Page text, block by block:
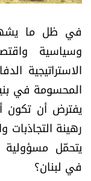
كتّابنا
تحت المجهر
آراء
اقتصاد
العالم
في ظل ما
وسياسية
الاستراتيجية
المحسومة في
يفترض أن تكون
رهينة التجاذبات
يتحمّل مسؤولية
في لبنان؟